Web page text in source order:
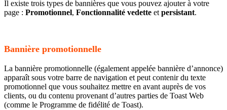
Il existe trois types de bannières que vous pouvez ajouter à votre
page : Promotionnel, Fonctionnalité vedette et persistant.
Bannière promotionnelle
La bannière promotionnelle (également appelée bannière d’annonce)
apparaît sous votre barre de navigation et peut contenir du texte
promotionnel que vous souhaitez mettre en avant auprès de vos
clients, ou du contenu provenant d’autres parties de Toast Web
(comme le Programme de fidélité de Toast).